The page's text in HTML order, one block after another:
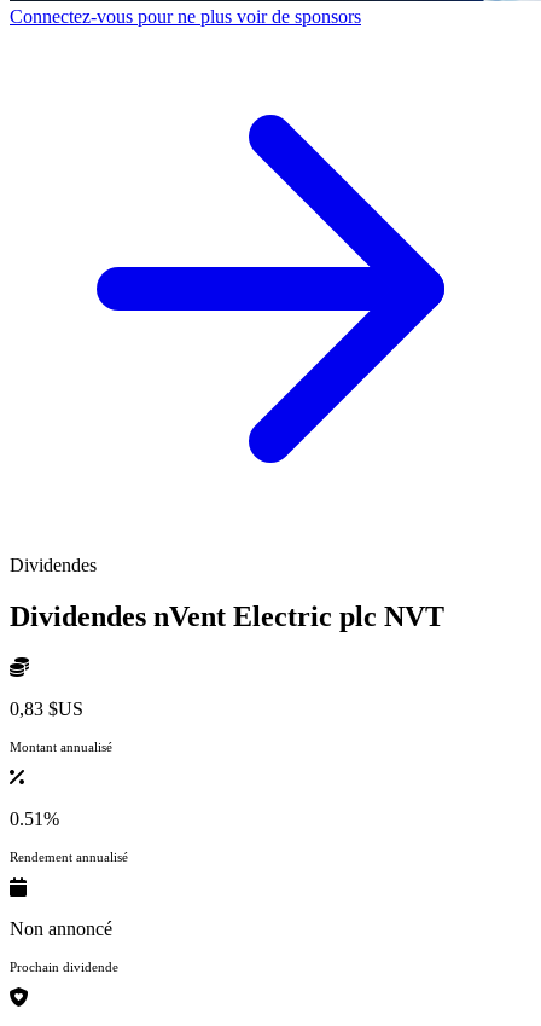
Connectez-vous pour ne plus voir de sponsors
Dividendes
Dividendes nVent Electric plc NVT
0,83 $US
Montant annualisé
0.51%
Rendement annualisé
Non annoncé
Prochain dividende